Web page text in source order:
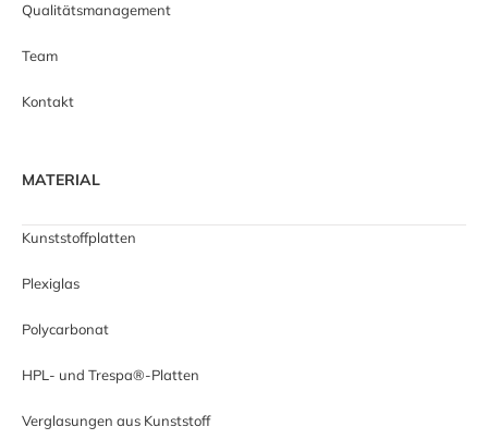
Qualitätsmanagement
Team
Kontakt
MATERIAL
Kunststoffplatten
Plexiglas
Polycarbonat
HPL- und Trespa®-Platten
Verglasungen aus Kunststoff